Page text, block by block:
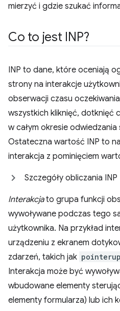
mierzyć i gdzie szukać
Co to jest INP?
INP to dane, które oceniają
strony na interakcje
obserwacji czasu
wszystkich kliknięć, dotknięć
w całym okresie
Ostateczna wartość INP to
interakcja z pominięciem
Szczegóły obliczania INP
Interakcjato grupa funkcji
wywoływane podczas tego
użytkownika. Na przykład
urządzeniu z ekranem
zdarzeń, takich jak pointerup
Interakcja może być
wbudowane elementy
elementy formularza) lub ich